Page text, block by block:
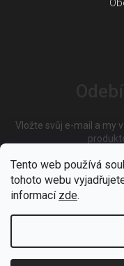
Tento web používá
tohoto webu
informací zde.
Vložte svůj e-mail a my
Vložením e-mailu